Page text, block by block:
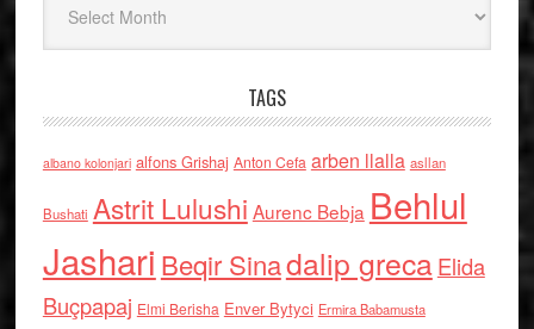
TAGS
albano kolonjari alfons Grishaj Anton Cefa arben llalla asllan
Bushati Astrit Lulushi Aurenc Bebja Behlul
Jashari Beqir Sinadalip grecaElida
Buçpapaj Elmi Berisha Enver Bytyci Ermira Babamusta